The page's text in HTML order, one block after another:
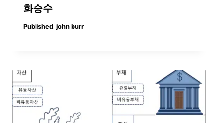
화승수
Published: john burr